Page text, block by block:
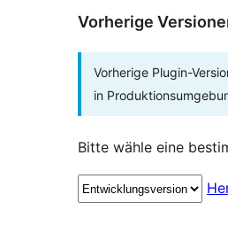
Vorherige
Vorherige Plugin-
in
Bitte wähle eine